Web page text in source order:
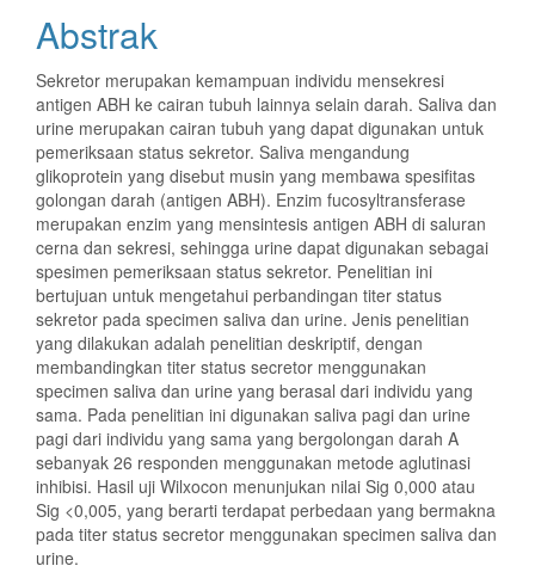
Abstrak
Sekretor merupakan kemampuan individu mensekresi
antigen ABH ke cairan tubuh lainnya selain darah. Saliva dan
urine merupakan cairan tubuh yang dapat digunakan untuk
pemeriksaan status sekretor. Saliva mengandung
glikoprotein yang disebut musin yang membawa spesifitas
golongan darah (antigen ABH). Enzim fucosyltransferase
merupakan enzim yang mensintesis antigen ABH di saluran
cerna dan sekresi, sehingga urine dapat digunakan sebagai
spesimen pemeriksaan status sekretor. Penelitian ini
bertujuan untuk mengetahui perbandingan titer status
sekretor pada specimen saliva dan urine. Jenis penelitian
yang dilakukan adalah penelitian deskriptif, dengan
membandingkan titer status secretor menggunakan
specimen saliva dan urine yang berasal dari individu yang
sama. Pada penelitian ini digunakan saliva pagi dan urine
pagi dari individu yang sama yang bergolongan darah A
sebanyak 26 responden menggunakan metode aglutinasi
inhibisi. Hasil uji Wilxocon menunjukan nilai Sig 0,000 atau
Sig <0,005, yang berarti terdapat perbedaan yang bermakna
pada titer status secretor menggunakan specimen saliva dan
urine.